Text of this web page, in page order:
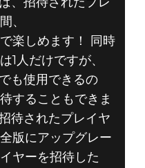
、
楽しめます！ 同時
1人だけですが、
も使用できるの
することもできま
待されたプレイヤ
版にアップグレー
ヤーを招待した